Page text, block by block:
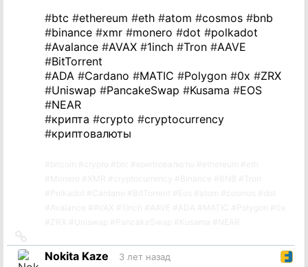
#btc #ethereum #eth #atom #cosmos #bnb
#binance #xmr #monero #dot #polkadot
#Avalance #AVAX #1inch #Tron #AAVE
#BitTorrent
#ADA #Cardano #MATIC #Polygon #0x #ZRX
#Uniswap #PancakeSwap #Kusama #EOS
#NEAR
#крипта #crypto #cryptocurrency
#криптовалюты
на
источник
Nokita Kaze 3 лет назад